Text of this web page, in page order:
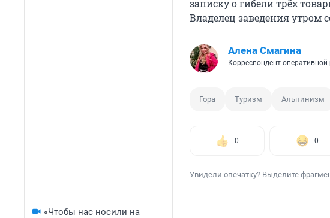
«Чтобы нас носили на
записку о гибели трёх
Владелец заведения утром
Алена Смагина
Корреспондент оперативной
Гора Туризм Альпинизм
0 0
Увидели опечатку? Выделите